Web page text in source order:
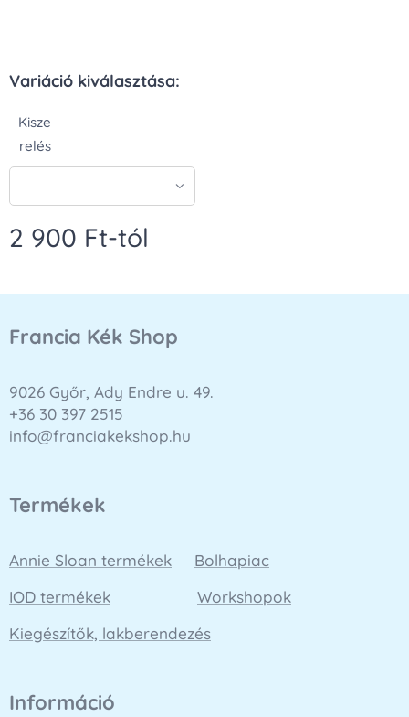
Variáció kiválasztása:
Kisze
relés
2 900 Ft-tól
Francia Kék Shop
9026 Győr, Ady Endre u. 49.
+36 30 397 2515
info@franciakekshop.hu
Termékek
Annie Sloan termékek
Bolhapiac
IOD termékek
Workshopok
Kiegészítők, lakberendezés
Információ